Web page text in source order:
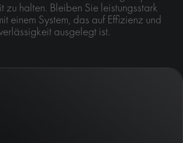
zu halten. Bleiben Sie leistungsstark
einem System, das auf Effizienz und
ausgelegt ist.